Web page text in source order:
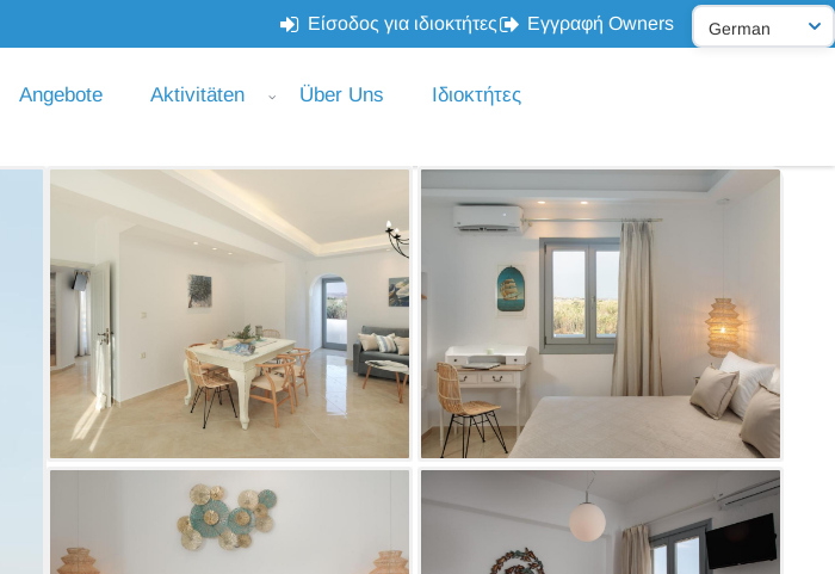
Είσοδος για ιδιοκτήτες Εγγραφή Owners
Angebote Aktivitäten Über Uns Ιδιοκτήτες